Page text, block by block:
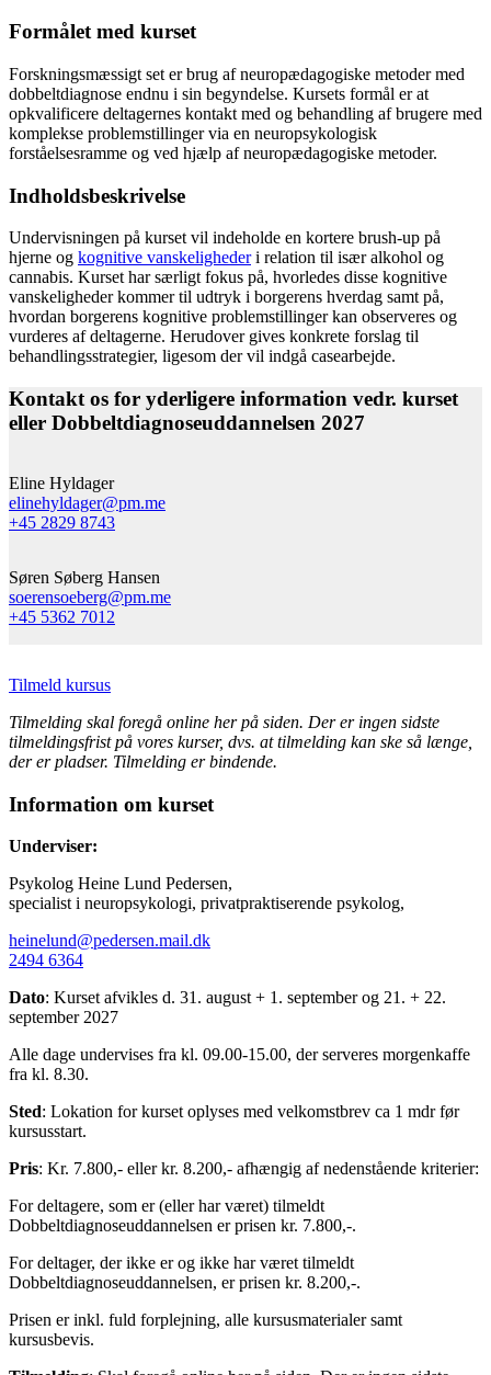
Formålet med kurset
Forskningsmæssigt set er brug af neuropædagogiske metoder med
dobbeltdiagnose endnu i sin begyndelse. Kursets formål er at
opkvalificere deltagernes kontakt med og behandling af brugere med
komplekse problemstillinger via en neuropsykologisk
forståelsesramme og ved hjælp af neuropædagogiske metoder.
Indholdsbeskrivelse
Undervisningen på kurset vil indeholde en kortere brush-up på
hjerne og kognitive vanskelighederi relation til især alkohol og
cannabis. Kurset har særligt fokus på, hvorledes disse kognitive
vanskeligheder kommer til udtryk i borgerens hverdag samt på,
hvordan borgerens kognitive problemstillinger kan observeres og
vurderes af deltagerne. Herudover gives konkrete forslag til
behandlingsstrategier, ligesom der vil indgå casearbejde.
Kontakt os for yderligere information vedr. kurset
eller Dobbeltdiagnoseuddannelsen 2027
Eline Hyldager
elinehyldager@pm.me
+45 2829 8743
Søren Søberg Hansen
soerensoeberg@pm.me
+45 5362 7012
Tilmeld kursus
Tilmelding skal foregå online her på siden. Der er ingen sidste
tilmeldingsfrist på vores kurser, dvs. at tilmelding kan ske så længe,
der er pladser. Tilmelding er bindende.
Information om kurset
Underviser:
Psykolog Heine Lund Pedersen,
specialist i neuropsykologi, privatpraktiserende psykolog,
heinelund@pedersen.mail.dk
2494 6364
Dato: Kurset afvikles d. 31. august + 1. september og 21. + 22.
september 2027
Alle dage undervises fra kl. 09.00-15.00, der serveres morgenkaffe
fra kl. 8.30.
Sted: Lokation for kurset oplyses med velkomstbrev ca 1 mdr før
kursusstart.
Pris: Kr. 7.800,- eller kr. 8.200,- afhængig af nedenstående kriterier:
For deltagere, som er (eller har været) tilmeldt
Dobbeltdiagnoseuddannelsen er prisen kr. 7.800,-.
For deltager, der ikke er og ikke har været tilmeldt
Dobbeltdiagnoseuddannelsen, er prisen kr. 8.200,-.
Prisen er inkl. fuld forplejning, alle kursusmaterialer samt
kursusbevis.